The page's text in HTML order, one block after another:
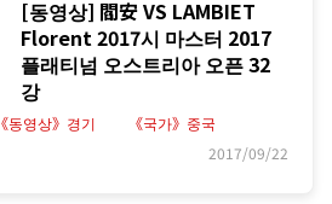
[동영상] 閻安 VS LAMBIET
Florent 2017시 마스터 2017
플래티넘 오스트리아 오픈 32
강
《동영상》경기
《국가》중국
2017/09/22